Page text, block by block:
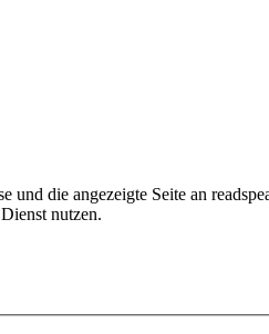
die angezeigte Seite an
nutzen.